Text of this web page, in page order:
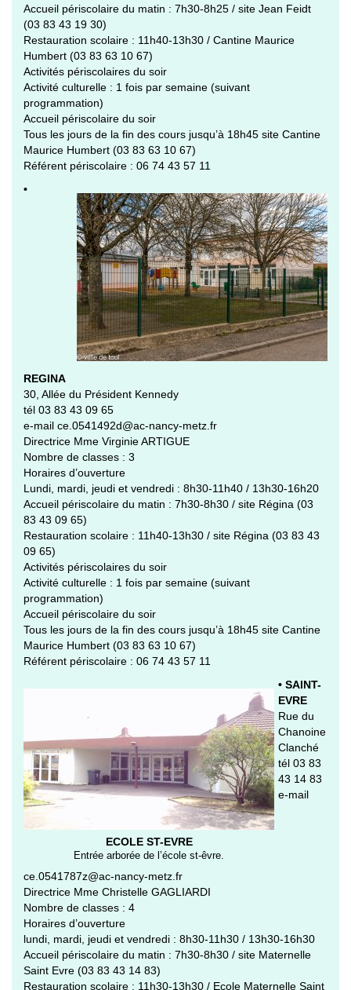
Accueil périscolaire du matin : 7h30-8h25 / site Jean Feidt
(03 83 43 19 30)
Restauration scolaire : 11h40-13h30 / Cantine Maurice
Humbert (03 83 63 10 67)
Activités périscolaires du soir
Activité culturelle : 1 fois par semaine (suivant
programmation)
Accueil périscolaire du soir
Tous les jours de la fin des cours jusqu’à 18h45 site Cantine
Maurice Humbert (03 83 63 10 67)
Référent périscolaire : 06 74 43 57 11
•
REGINA
30, Allée du Président Kennedy
tél 03 83 43 09 65
e-mail ce.0541492d@ac-nancy-metz.fr
Directrice Mme Virginie ARTIGUE
Nombre de classes : 3
Horaires d’ouverture
Lundi, mardi, jeudi et vendredi : 8h30-11h40 / 13h30-16h20
Accueil périscolaire du matin : 7h30-8h30 / site Régina (03
83 43 09 65)
Restauration scolaire : 11h40-13h30 / site Régina (03 83 43
09 65)
Activités périscolaires du soir
Activité culturelle : 1 fois par semaine (suivant
programmation)
Accueil périscolaire du soir
Tous les jours de la fin des cours jusqu’à 18h45 site Cantine
Maurice Humbert (03 83 63 10 67)
Référent périscolaire : 06 74 43 57 11
ECOLE ST-EVRE
Entrée arborée de l’école st-êvre.
• SAINT-
EVRE
Rue du
Chanoine
Clanché
tél 03 83
43 14 83
e-mail
ce.0541787z@ac-nancy-metz.fr
Directrice Mme Christelle GAGLIARDI
Nombre de classes : 4
Horaires d’ouverture
lundi, mardi, jeudi et vendredi : 8h30-11h30 / 13h30-16h30
Accueil périscolaire du matin : 7h30-8h30 / site Maternelle
Saint Evre (03 83 43 14 83)
Restauration scolaire : 11h30-13h30 / Ecole Maternelle Saint